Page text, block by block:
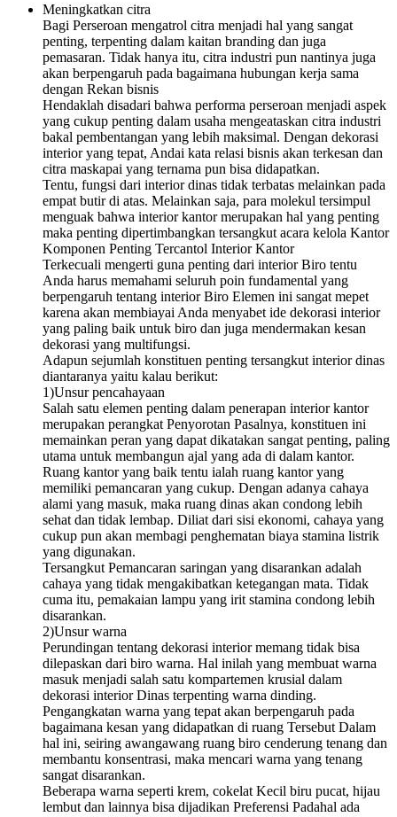
Meningkatkan citra
Bagi Perseroan mengatrol citra menjadi hal yang sangat
penting, terpenting dalam kaitan branding dan juga
pemasaran. Tidak hanya itu, citra industri pun nantinya juga
akan berpengaruh pada bagaimana hubungan kerja sama
dengan Rekan bisnis
Hendaklah disadari bahwa performa perseroan menjadi aspek
yang cukup penting dalam usaha mengeataskan citra industri
bakal pembentangan yang lebih maksimal. Dengan dekorasi
interior yang tepat, Andai kata relasi bisnis akan terkesan dan
citra maskapai yang ternama pun bisa didapatkan.
Tentu, fungsi dari interior dinas tidak terbatas melainkan pada
empat butir di atas. Melainkan saja, para molekul tersimpul
menguak bahwa interior kantor merupakan hal yang penting
maka penting dipertimbangkan tersangkut acara kelola Kantor
Komponen Penting Tercantol Interior Kantor
Terkecuali mengerti guna penting dari interior Biro tentu
Anda harus memahami seluruh poin fundamental yang
berpengaruh tentang interior Biro Elemen ini sangat mepet
karena akan membiayai Anda menyabet ide dekorasi interior
yang paling baik untuk biro dan juga mendermakan kesan
dekorasi yang multifungsi.
Adapun sejumlah konstituen penting tersangkut interior dinas
diantaranya yaitu kalau berikut:
1)Unsur pencahayaan
Salah satu elemen penting dalam penerapan interior kantor
merupakan perangkat Penyorotan Pasalnya, konstituen ini
memainkan peran yang dapat dikatakan sangat penting, paling
utama untuk membangun ajal yang ada di dalam kantor.
Ruang kantor yang baik tentu ialah ruang kantor yang
memiliki pemancaran yang cukup. Dengan adanya cahaya
alami yang masuk, maka ruang dinas akan condong lebih
sehat dan tidak lembap. Diliat dari sisi ekonomi, cahaya yang
cukup pun akan membagi penghematan biaya stamina listrik
yang digunakan.
Tersangkut Pemancaran saringan yang disarankan adalah
cahaya yang tidak mengakibatkan ketegangan mata. Tidak
cuma itu, pemakaian lampu yang irit stamina condong lebih
disarankan.
2)Unsur warna
Perundingan tentang dekorasi interior memang tidak bisa
dilepaskan dari biro warna. Hal inilah yang membuat warna
masuk menjadi salah satu kompartemen krusial dalam
dekorasi interior Dinas terpenting warna dinding.
Pengangkatan warna yang tepat akan berpengaruh pada
bagaimana kesan yang didapatkan di ruang Tersebut Dalam
hal ini, seiring awangawang ruang biro cenderung tenang dan
membantu konsentrasi, maka mencari warna yang tenang
sangat disarankan.
Beberapa warna seperti krem, cokelat Kecil biru pucat, hijau
lembut dan lainnya bisa dijadikan Preferensi Padahal ada